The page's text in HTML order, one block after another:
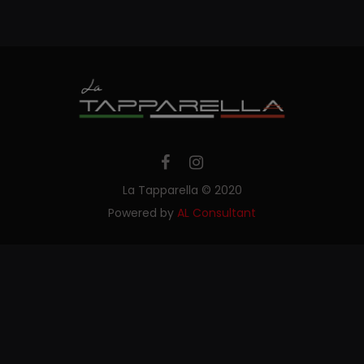
La Tapparella © 2020
Powered by AL Consultant